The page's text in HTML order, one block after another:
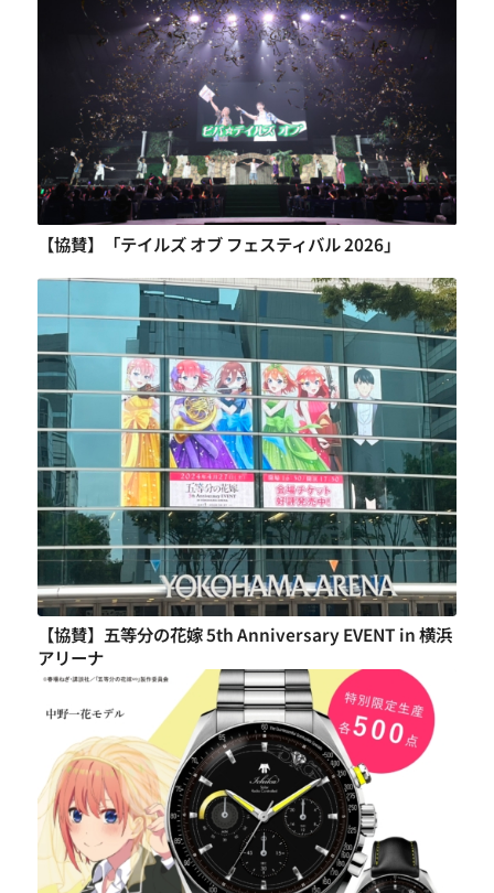
【協賛】「テイルズ オブ フェスティバル 2026」
【協賛】五等分の花嫁 5th Anniversary EVENT in 横浜
アリーナ